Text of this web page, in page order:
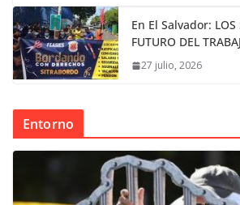
En El Salvador: LOS
FUTURO DEL
27 julio, 2026
Entorno